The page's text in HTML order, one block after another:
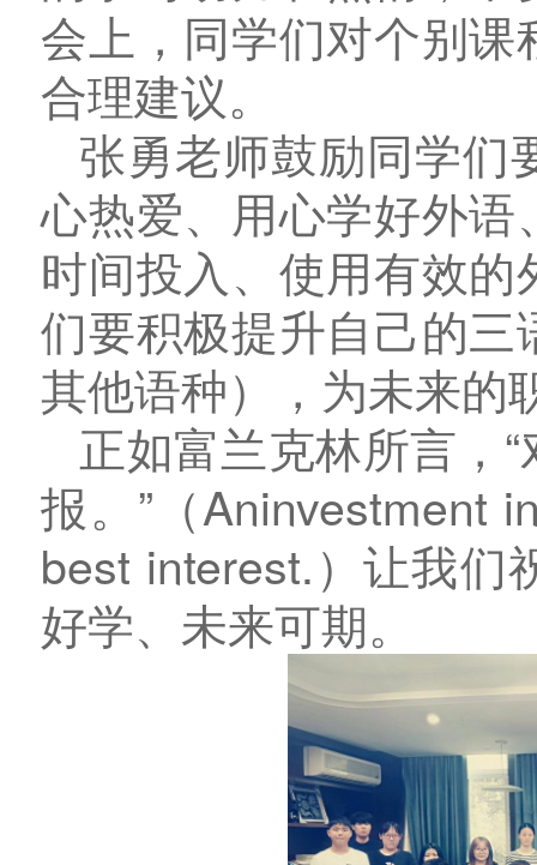
会上，同学们对个别
合理建议。
张勇老师鼓励同学们
心热爱、用心学好外
时间投入、使用有效
们要积极提升自己的
其他语种），为未来
正如富兰克林所言，
报。”（Aninvestment
best interest.）让我们
好学、未来可期。